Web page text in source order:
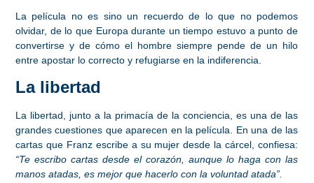
La película no es sino un recuerdo de lo que no podemos
olvidar, de lo que Europa durante un tiempo estuvo a punto de
convertirse y de cómo el hombre siempre pende de un hilo
entre apostar lo correcto y refugiarse en la indiferencia.
La libertad
La libertad, junto a la primacía de la conciencia, es una de las
grandes cuestiones que aparecen en la película. En una de las
cartas que Franz escribe a su mujer desde la cárcel, confiesa:
“Te escribo cartas desde el corazón, aunque lo haga con las
manos atadas, es mejor que hacerlo con la voluntad atada”.